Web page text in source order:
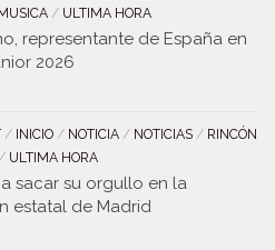
/ ULTIMA HORA
representante de España en
2026
/ INICIO / NOTICIA / NOTICIAS / RINCÓN
ULTIMA HORA
a sacar su orgullo en la
estatal de Madrid